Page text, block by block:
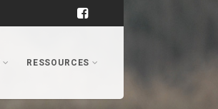
RESSOURCES